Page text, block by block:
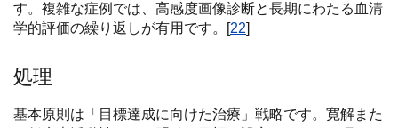
す。複雑な症例では、高感度画像診断と長期にわたる血清
学的評価の繰り返しが有用です。[22]
処理
基本原則は「目標達成に向けた治療」戦略です。寛解また